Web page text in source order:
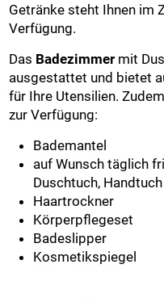
Getränke steht Ihnen im
Verfügung.
Das Badezimmer mit
ausgestattet und bietet
für Ihre Utensilien.
zur Verfügung:
Bademantel
auf Wunsch täglich
Duschtuch,
Haartrockner
Körperpflegeset
Badeslipper
Kosmetikspiegel